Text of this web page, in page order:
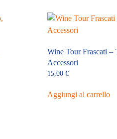
Wine Tour Frascati –
Accessori
15,00 €
Aggiungi al carrello